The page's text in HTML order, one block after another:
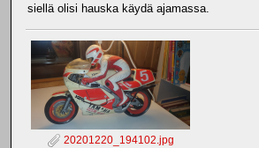
siellä olisi hauska käydä ajamassa.
20201220_194102.jpg